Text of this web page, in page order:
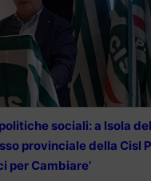
sociali: a Isola
provinciale della Cisl
per Cambiare’